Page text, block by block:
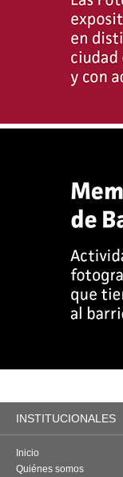
INSTITUCIONALES
Inicio
Quiénes somos